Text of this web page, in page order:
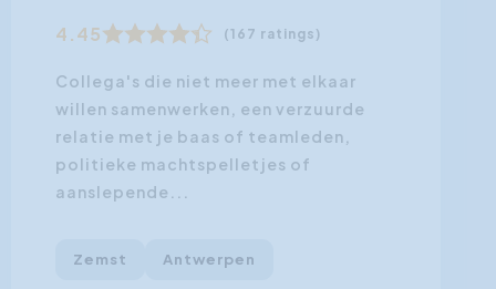
4.45 (167 ratings)
Collega's die niet meer met elkaar
willen samenwerken, een verzuurde
relatie met je baas of teamleden,
politieke machtspelletjes of
aanslepende...
Zemst Antwerpen